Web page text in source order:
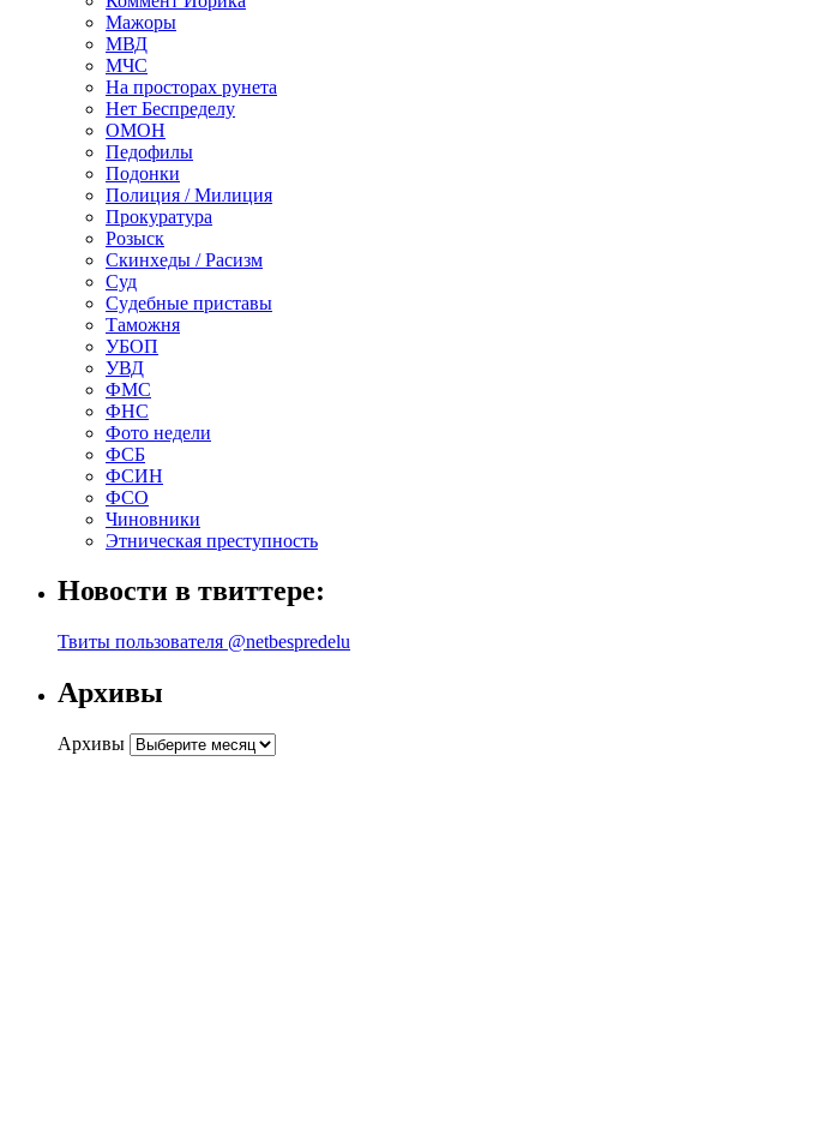
Мажоры
МВД
МЧС
На просторах рунета
Нет Беспределу
ОМОН
Педофилы
Подонки
Полиция / Милиция
Прокуратура
Розыск
Скинхеды / Расизм
Суд
Судебные приставы
Таможня
УБОП
УВД
ФМС
ФНС
Фото недели
ФСБ
ФСИН
ФСО
Чиновники
Этническая преступность
Новости в твиттере:
Твиты пользователя @netbespredelu
Архивы
Архивы